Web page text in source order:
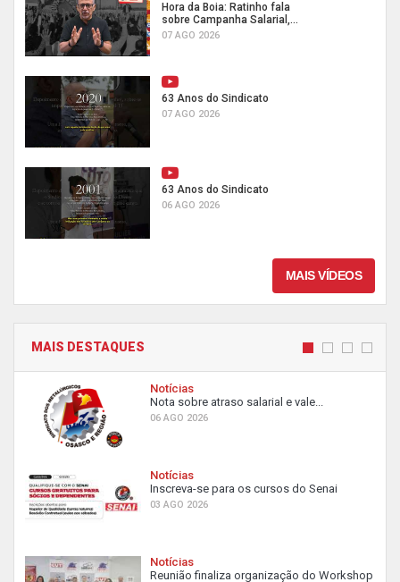
Hora da Boia: Ratinho fala
sobre Campanha Salarial,...
07 AGO 2026
63 Anos do Sindicato
07 AGO 2026
63 Anos do Sindicato
06 AGO 2026
MAIS VÍDEOS
MAIS DESTAQUES
Notícias
Nota sobre atraso salarial e vale...
06 AGO 2026
Notícias
Inscreva-se para os cursos do Senai
03 AGO 2026
Notícias
Reunião finaliza organização do Workshop